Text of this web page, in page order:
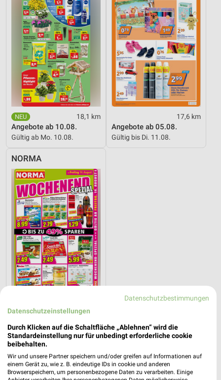
18,1 km
Angebote ab 10.08.
Gültig ab Mo. 10.08.
17,6 km
Angebote ab 05.08.
Gültig bis Di. 11.08.
NORMA
Wochenend Spezial
Gültig ab Fr. 14.08.
Datenschutzbestimmungen
Datenschutzeinstellungen
Durch Klicken auf die Schaltfläche „Ablehnen“ wird die
Standardeinstellung nur für unbedingt erforderliche cookie
beibehalten.
Wir und unsere Partner speichern und/oder greifen auf Informationen auf
einem Gerät zu, wie z. B. eindeutige IDs in cookie und anderen
Browserspeichern, um personenbezogene Daten zu verarbeiten. Einige